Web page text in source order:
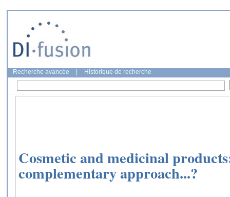
Recherche avancée Historique de recherche
Cosmetic and medicinal
complementary approach...?